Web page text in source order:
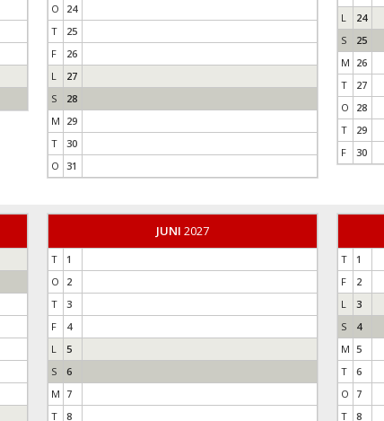
O
24
T
25
F
26
L
27
S
28
M 29
T
30
O 31
L
24
S
25
M 26
T
27
O
28
T
29
F
30
JUNI 2027
T
1
O
2
T
3
F
4
L
5
S
6
M 7
T
8
T
1
F
2
L
3
S
4
M 5
T
6
O
7
T
8